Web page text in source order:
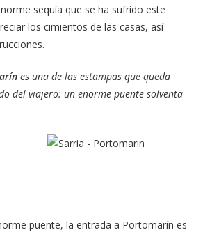
sequía que se ha sufrido este
los cimientos de las casas, así
es una de las estampas que queda
del viajero: un enorme puente solventa
puente, la entrada a Portomarín es